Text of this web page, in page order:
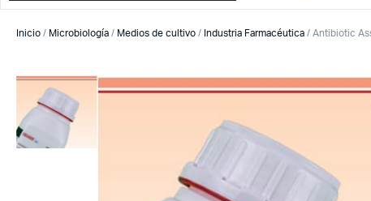
Inicio / Microbiología / Medios de cultivo / Industria Farmacéutica / Antibiotic